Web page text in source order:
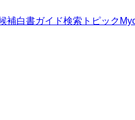
補白書ガイド検索トピック